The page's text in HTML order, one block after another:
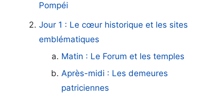
Pompéi
Jour 1 : Le cœur historique et les sites
emblématiques
Matin : Le Forum et les temples
Après-midi : Les demeures
patriciennes